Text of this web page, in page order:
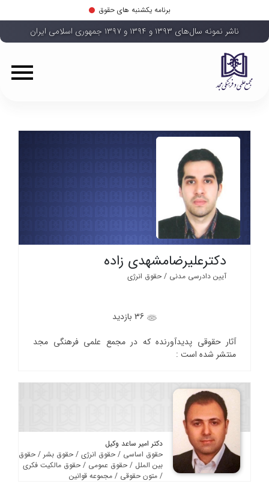
برنامه یکشنبه های حقوق
ناشر نمونه سال‌های ۱۳۹۳ و ۱۳۹۴ و ۱۳۹۷ جمهوری اسلامی ایران
دکترعلیرضامشهدی زاده
آیین دادرسی مدنی / حقوق انرژی
آثار حقوقی پدیدآورنده که در مجمع علمی فرهنگی مجد
منتشر شده است :
دکتر امیر ساعد وکیل
حقوق اساسی / حقوق انرژی / حقوق بشر / حقوق
بین الملل / حقوق عمومی / حقوق مالکیت فکری
/ متون حقوقی / مجموعه قوانین